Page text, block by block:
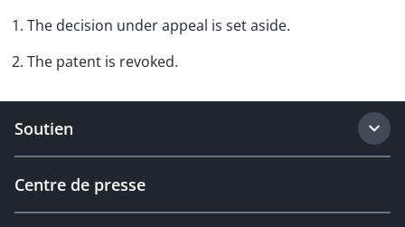
1. The decision under appeal is set aside.
2. The patent is revoked.
Soutien
Centre de presse